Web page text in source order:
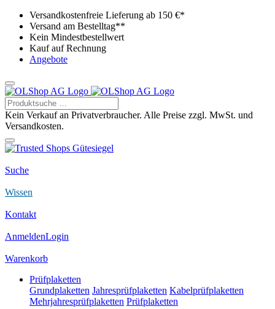
Versandkostenfreie Lieferung ab 150 €*
Versand am Bestelltag**
Kein Mindestbestellwert
Kauf auf Rechnung
Angebote
Kein Verkauf an Privatverbraucher. Alle Preise zzgl. MwSt. und
Versandkosten.
Suche
Wissen
Kontakt
AnmeldenLogin
Warenkorb
Prüfplaketten
Grundplaketten Jahresprüfplaketten Kabelprüfplaketten
Mehrjahresprüfplaketten Prüfplaketten